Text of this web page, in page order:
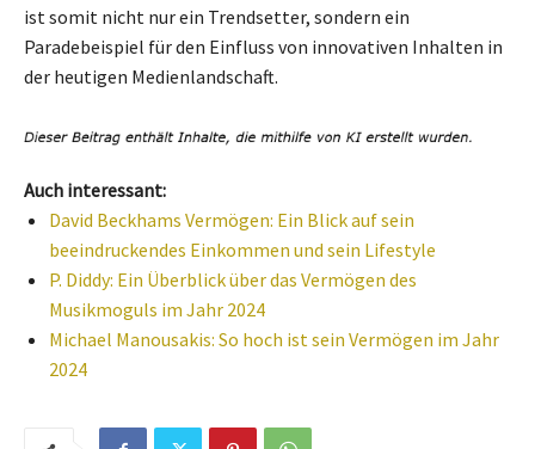
ist somit nicht nur ein Trendsetter, sondern ein
Paradebeispiel für den Einfluss von innovativen Inhalten in
der heutigen Medienlandschaft.
Auch interessant:
David Beckhams Vermögen: Ein Blick auf sein
beeindruckendes Einkommen und sein Lifestyle
P. Diddy: Ein Überblick über das Vermögen des
Musikmoguls im Jahr 2024
Michael Manousakis: So hoch ist sein Vermögen im Jahr
2024